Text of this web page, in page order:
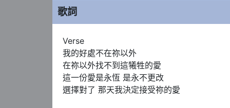
歌詞
Verse
我的好處不在祢以外
在祢以外找不到這犧牲的愛
這一份愛是永恆 是永不更改
選擇對了 那天我決定接受祢的愛